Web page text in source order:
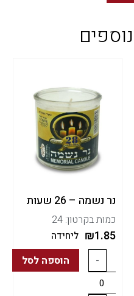
נר נשמה – 26 שעות
כמות בקרטון: 24
₪1.85 ליחידה
- הוספה לסל